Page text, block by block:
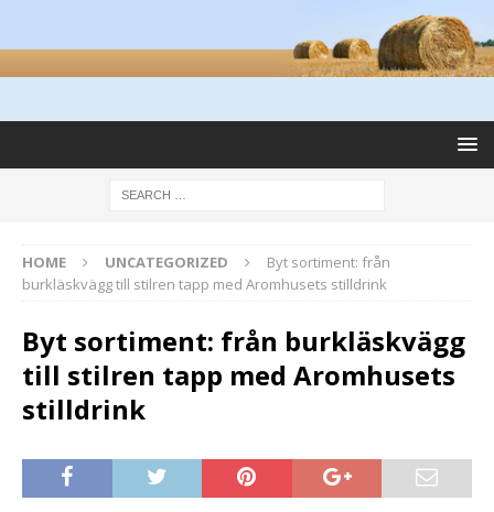
HOME UNCATEGORIZED
Byt sortiment: från
burkläskvägg till stilren tapp med Aromhusets stilldrink
Byt sortiment: från burkläskvägg
till stilren tapp med Aromhusets
stilldrink